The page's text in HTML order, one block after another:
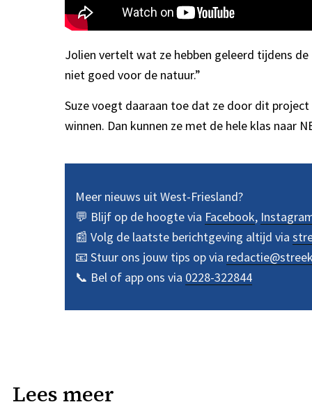
Jolien vertelt wat ze hebben geleerd tijdens
niet goed voor de natuur.”
Suze voegt daaraan toe dat ze door dit
winnen. Dan kunnen ze met de hele klas naar
Meer nieuws uit West-Friesland?
💬 Blijf op de hoogte via Facebook,
📰 Volg de laatste berichtgeving altijd via
📧 Stuur ons jouw tips op via
📞 Bel of app ons via 0228-322844
Lees meer